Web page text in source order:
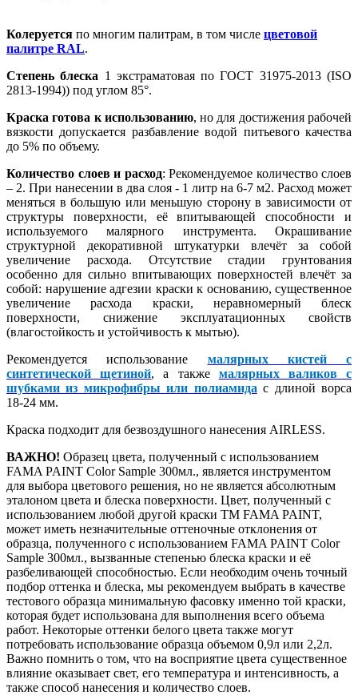
Колеруется по многим палитрам, в том числе цветовой
палитре RAL.
Степень блеска 1 экстраматовая по ГОСТ 31975-2013 (ISO
2813-1994)) под углом 85°.
Краска готова к использованию, но для достижения рабочей
вязкости допускается разбавление водой питьевого качества
до 5% по объему.
Количество слоев и расход: Рекомендуемое количество слоев
– 2. При нанесении в два слоя - 1 литр на 6-7 м2. Расход может
меняться в большую или меньшую сторону в зависимости от
структуры поверхности, её впитывающей способности и
используемого малярного инструмента. Окрашивание
структурной декоративной штукатурки влечёт за собой
увеличение расхода. Отсутствие стадии грунтования
особенно для сильно впитывающих поверхностей влечёт за
собой: нарушение адгезии краски к основанию, существенное
увеличение расхода краски, неравномерный блеск
поверхности, снижение эксплуатационных свойств
(влагостойкость и устойчивость к мытью).
Рекомендуется использование малярных кистей с
синтетической щетиной, а также малярных валиков с
шубками из микрофибры или полиамида с длиной ворса
18-24 мм.
Краска подходит для безвоздушного нанесения AIRLESS.
ВАЖНО! Образец цвета, полученный с использованием
FAMA PAINT Color Sample 300мл., является инструментом
для выбора цветового решения, но не является абсолютным
эталоном цвета и блеска поверхности. Цвет, полученный с
использованием любой другой краски ТМ FAMA PAINT,
может иметь незначительные оттеночные отклонения от
образца, полученного с использованием FAMA PAINT Color
Sample 300мл., вызванные степенью блеска краски и её
разбеливающей способностью. Если необходим очень точный
подбор оттенка и блеска, мы рекомендуем выбрать в качестве
тестового образца минимальную фасовку именно той краски,
которая будет использована для выполнения всего объема
работ. Некоторые оттенки белого цвета также могут
потребовать использование образца объемом 0,9л или 2,2л.
Важно помнить о том, что на восприятие цвета существенное
влияние оказывает свет, его температура и интенсивность, а
также способ нанесения и количество слоев.